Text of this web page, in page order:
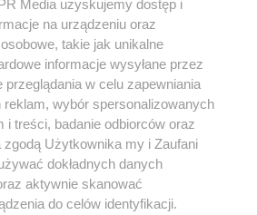
Media uzyskujemy dostęp i
na urządzeniu oraz
takie jak unikalne
informacje wysyłane przez
przeglądania w celu zapewniania
wybór spersonalizowanych
i treści, badanie odbiorców oraz
zgodą Użytkownika my i Zaufani
dokładnych danych
aktywnie skanować
do celów identyfikacji.